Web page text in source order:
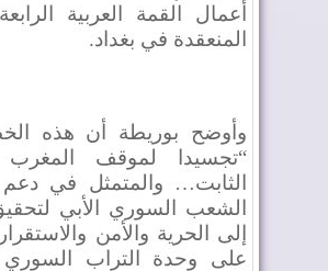
أعمال القمة العربية الرابعة
المنعقدة في بغداد.
وأوضح بوريطة أن هذه
“تجسيدا لموقف المغرب
الثابت… والمتمثل في
الشعب السوري الأبي
إلى الحرية والأمن
على وحدة التراب السوري